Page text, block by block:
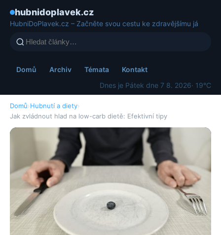
hubnidoplavek.cz
HubniDoPlavek.cz – Začněte svou cestu ke zdravějšímu já
Domů Archiv Témata
Kontakt
Dnes je Pátek dne 7 8. 2026· 19°C
Domů›Hubnutí a diety›
Jak zvládnout hlad na low-carb dietě: Efektivní tipy